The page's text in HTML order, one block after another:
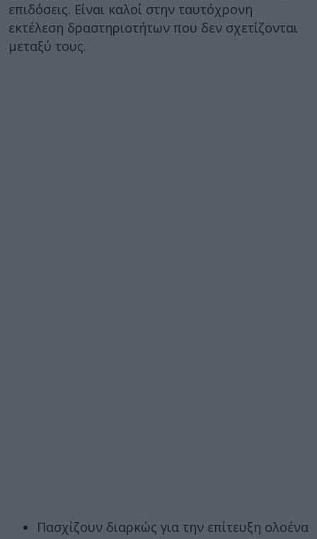
επιδόσεις. Είναι καλοί στην ταυτόχρονη
εκτέλεση δραστηριοτήτων που δεν σχετίζονται
μεταξύ τους.
Πασχίζουν διαρκώς για την επίτευξη ολοένα